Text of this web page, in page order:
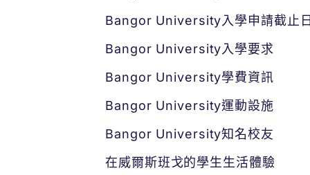
Bangor University入學申請截止
Bangor University入學要求
Bangor University學費資訊
Bangor University運動設施
Bangor University知名校友
在威爾斯班戈的學生生活體驗